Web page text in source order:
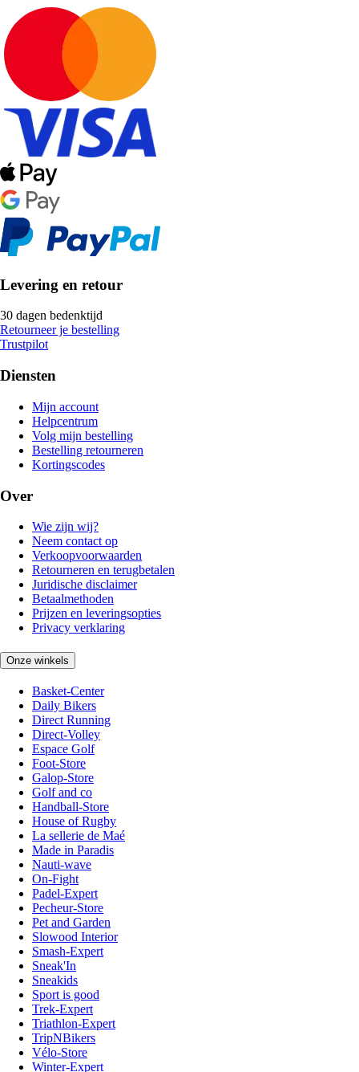
Levering en retour
30 dagen bedenktijd
Retourneer je bestelling
Trustpilot
Diensten
Mijn account
Helpcentrum
Volg mijn bestelling
Bestelling retourneren
Kortingscodes
Over
Wie zijn wij?
Neem contact op
Verkoopvoorwaarden
Retourneren en terugbetalen
Juridische disclaimer
Betaalmethoden
Prijzen en leveringsopties
Privacy verklaring
Onze winkels
Basket-Center
Daily Bikers
Direct Running
Direct-Volley
Espace Golf
Foot-Store
Galop-Store
Golf and co
Handball-Store
House of Rugby
La sellerie de Maé
Made in Paradis
Nauti-wave
On-Fight
Padel-Expert
Pecheur-Store
Pet and Garden
Slowood Interior
Smash-Expert
Sneak'In
Sneakids
Sport is good
Trek-Expert
Triathlon-Expert
TripNBikers
Vélo-Store
Winter-Expert